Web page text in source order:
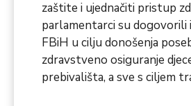
zaštite i ujednačiti pristup
parlamentarci su dogovorili
FBiH u cilju donošenja
zdravstveno osiguranje
prebivališta, a sve s ciljem